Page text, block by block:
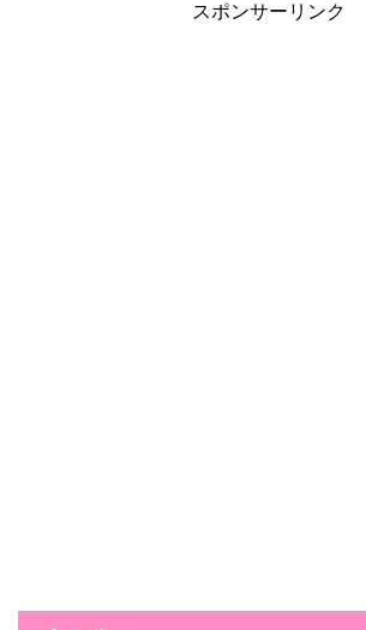
スポンサーリンク